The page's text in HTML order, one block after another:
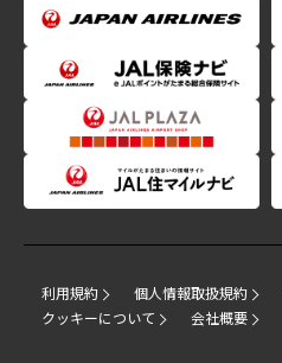
利用規約 個人情報取扱規約
クッキーについて
会社概要